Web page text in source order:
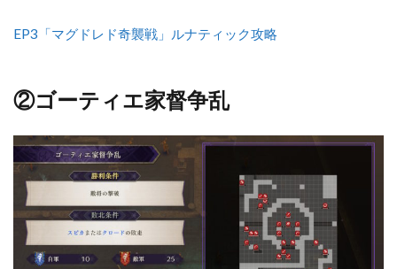
攻
5
リセ
ウス
戦
雪翠
EP3「マグドレド奇襲戦」ルナティック攻略
②ゴーティエ家督争乱